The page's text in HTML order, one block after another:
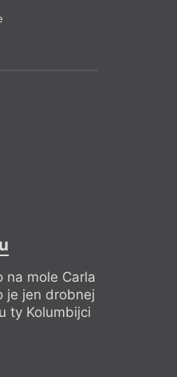
na mole Carla
je jen drobnej
ty Kolumbijci